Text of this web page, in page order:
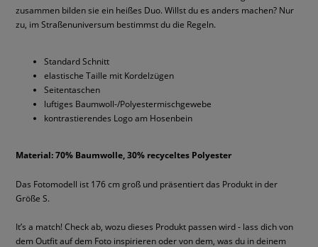
zusammen bilden sie ein heißes Duo. Willst du es anders machen? Nur
zu, im Straßenuniversum bestimmst du die Regeln.
Standard Schnitt
elastische Taille mit Kordelzügen
Seitentaschen
luftiges Baumwoll-/Polyestermischgewebe
kontrastierendes Logo am Hosenbein
Material: 70% Baumwolle, 30% recyceltes Polyester
Das Fotomodell ist 176 cm groß und präsentiert das Produkt in der
Größe S.
It’s a match! Check ab, wozu dieses Produkt passen wird - lass dich von
dem Outfit auf dem Foto inspirieren oder von dem, was du in deinem